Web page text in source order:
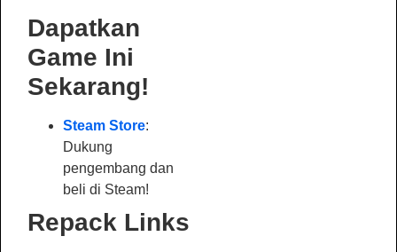
Dapatkan
Game Ini
Sekarang!
Steam Store:
Dukung
pengembang dan
beli di Steam!
Repack Links